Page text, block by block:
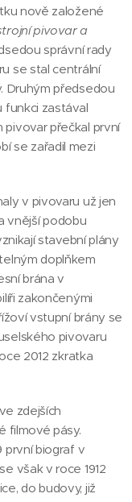
nově založené
pivovar a
správní rady
se stal centrální
Druhým předsedou
funkci zastával
přečkal první
se zařadil mezi
v pivovaru už jen
vnější podobu
stavební plány
doplňkem
brána v
zakončenými
vstupní brány se
pivovaru
2012 zkratka
zdejších
filmové pásy.
první biograf v
však v roce 1912
do budovy, již